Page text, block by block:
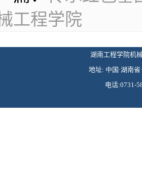
工程学院
湖南工程学院机
地址: 中国·湖南
电话:0731-